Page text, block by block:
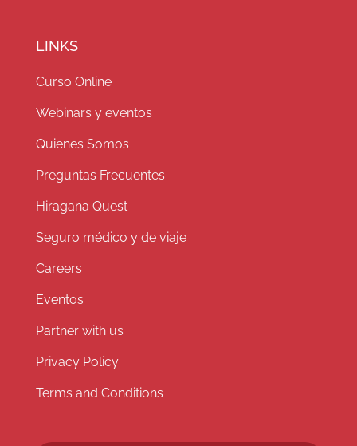
LINKS
Curso Online
Webinars y eventos
Quienes Somos
Preguntas Frecuentes
Hiragana Quest
Seguro médico y de viaje
Careers
Eventos
Partner with us
Privacy Policy
Terms and Conditions